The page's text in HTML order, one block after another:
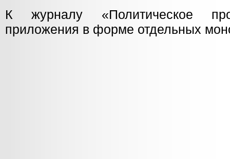
К журналу «Политическое
приложения в форме отдельных